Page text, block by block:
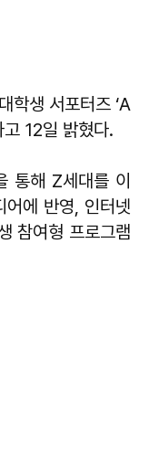
학생 서포터즈 ‘A
12일 밝혔다.
통해 Z세대를 이
어에 반영, 인터넷
참여형 프로그램